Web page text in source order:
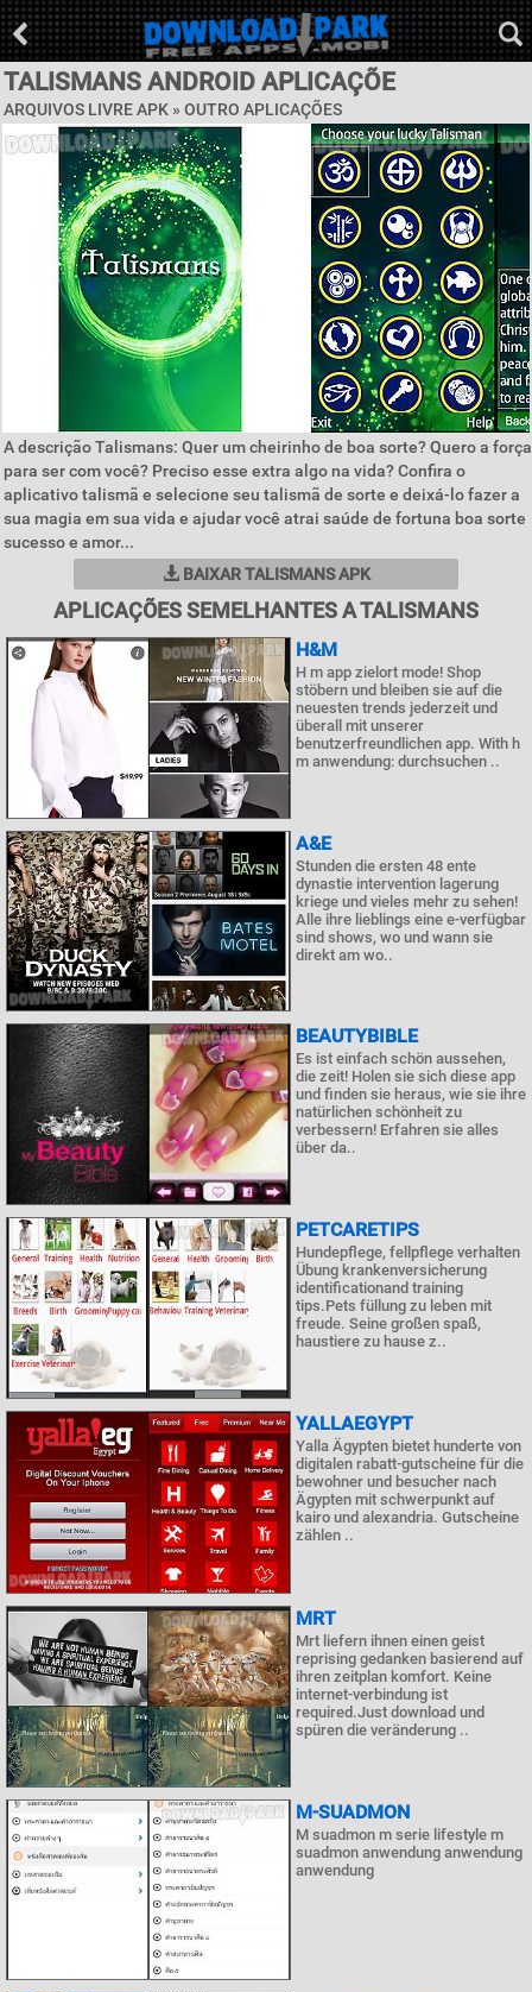
TALISMANS ANDROID APLICAÇÕE
ARQUIVOS LIVRE APK » OUTRO APLICAÇÕES
A descrição Talismans: Quer um cheirinho de boa sorte? Quero a força
para ser com você? Preciso esse extra algo na vida? Confira o
aplicativo talismã e selecione seu talismã de sorte e deixá-lo fazer a
sua magia em sua vida e ajudar você atrai saúde de fortuna boa sorte
sucesso e amor...
BAIXAR TALISMANS APK
APLICAÇÕES SEMELHANTES A TALISMANS
H&M
H m app zielort mode! Shop
stöbern und bleiben sie auf die
neuesten trends jederzeit und
überall mit unserer
benutzerfreundlichen app. With h
m anwendung: durchsuchen ..
A&E
Stunden die ersten 48 ente
dynastie intervention lagerung
kriege und vieles mehr zu sehen!
Alle ihre lieblings eine e-verfügbar
sind shows, wo und wann sie
direkt am wo..
BEAUTYBIBLE
Es ist einfach schön aussehen,
die zeit! Holen sie sich diese app
und finden sie heraus, wie sie ihre
natürlichen schönheit zu
verbessern! Erfahren sie alles
über da..
PETCARETIPS
Hundepflege, fellpflege verhalten
Übung krankenversicherung
identificationand training
tips.Pets füllung zu leben mit
freude. Seine großen spaß,
haustiere zu hause z..
YALLAEGYPT
Yalla Ägypten bietet hunderte von
digitalen rabatt-gutscheine für die
bewohner und besucher nach
Ägypten mit schwerpunkt auf
kairo und alexandria. Gutscheine
zählen ..
MRT
Mrt liefern ihnen einen geist
reprising gedanken basierend auf
ihren zeitplan komfort. Keine
internet-verbindung ist
required.Just download und
spüren die veränderung ..
M-SUADMON
M suadmon m serie lifestyle m
suadmon anwendung anwendung
anwendung